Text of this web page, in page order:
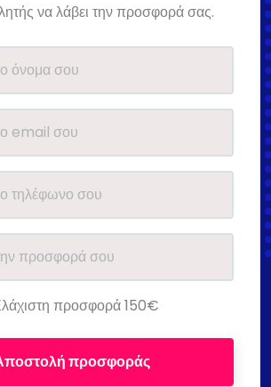
να λάβει την προσφορά σας.
προσφορά 150€
προσφοράς